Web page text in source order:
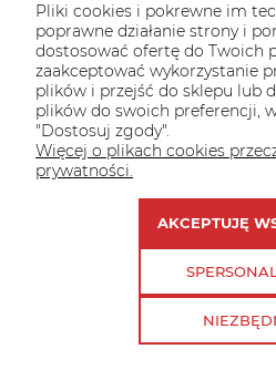
Co nas
Pliki cookies i pokrewne im
poprawne działanie strony i
dostosować ofertę do Twoich
zaakceptować wykorzystanie
plików i przejść do sklepu lub
plików do swoich preferencji,
"Dostosuj zgody".
Więcej o plikach cookies
prywatności.
AKCEPTUJĘ